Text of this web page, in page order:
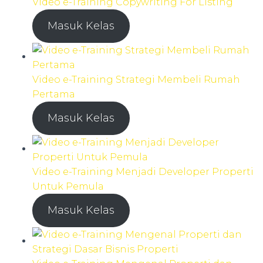
Masuk Kelas
Video e-Training Strategi Membeli Rumah
Pertama
Masuk Kelas
Video e-Training Menjadi Developer Properti
Untuk Pemula
Masuk Kelas